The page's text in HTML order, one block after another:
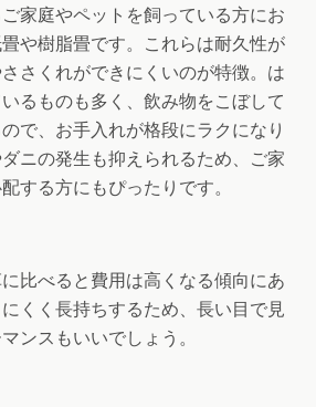
家庭やペットを飼っている方にお
や樹脂畳です。これらは耐久性が
さくれができにくいのが特徴。は
るものも多く、飲み物をこぼして
で、お手入れが格段にラクになり
ニの発生も抑えられるため、ご家
する方にもぴったりです。
比べると費用は高くなる傾向にあ
くく長持ちするため、長い目で見
ンスもいいでしょう。